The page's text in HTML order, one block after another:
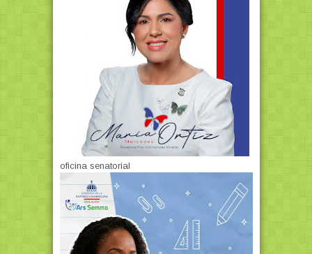
oficina senatorial